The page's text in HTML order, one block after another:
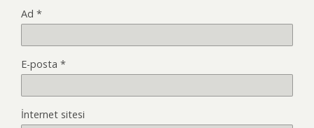
Ad *
E-posta *
İnternet sitesi